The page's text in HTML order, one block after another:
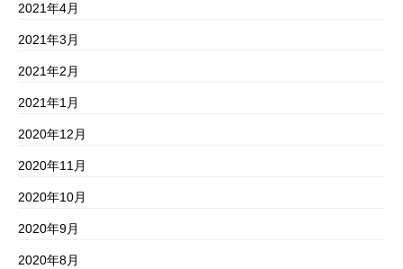
2021年4月
2021年3月
2021年2月
2021年1月
2020年12月
2020年11月
2020年10月
2020年9月
2020年8月